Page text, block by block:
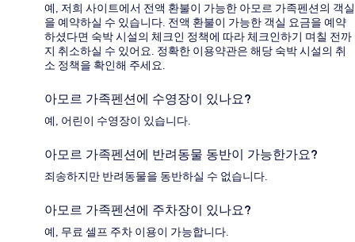
예, 저희 사이트에서 전액 환불이 가능한 아모르 가족펜션의 객실
을 예약하실 수 있습니다. 전액 환불이 가능한 객실 요금을 예약
하셨다면 숙박 시설의 체크인 정책에 따라 체크인하기 며칠 전까
지 취소하실 수 있어요. 정확한 이용약관은 해당 숙박 시설의 취
소 정책을 확인해 주세요.
아모르 가족펜션에 수영장이 있나요?
예, 어린이 수영장이 있습니다.
아모르 가족펜션에 반려동물 동반이 가능한가요?
죄송하지만 반려동물을 동반하실 수 없습니다.
아모르 가족펜션에 주차장이 있나요?
예, 무료 셀프 주차 이용이 가능합니다.